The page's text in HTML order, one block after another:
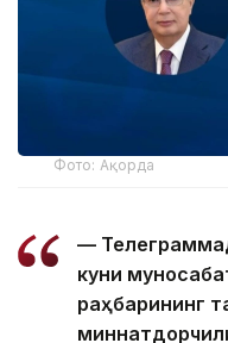
Фото: Ақорда
—
куни
раҳбарининг